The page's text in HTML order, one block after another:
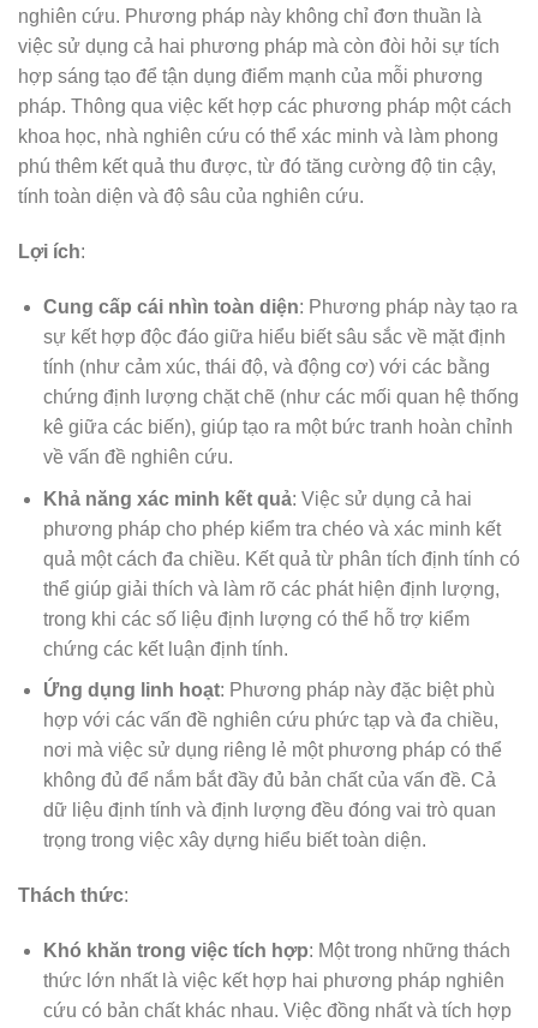
nghiên cứu. Phương pháp này không chỉ đơn thuần là
việc sử dụng cả hai phương pháp mà còn đòi hỏi sự tích
hợp sáng tạo để tận dụng điểm mạnh của mỗi phương
pháp. Thông qua việc kết hợp các phương pháp một cách
khoa học, nhà nghiên cứu có thể xác minh và làm phong
phú thêm kết quả thu được, từ đó tăng cường độ tin cậy,
tính toàn diện và độ sâu của nghiên cứu.
Lợi ích:
Cung cấp cái nhìn toàn diện: Phương pháp này tạo ra
sự kết hợp độc đáo giữa hiểu biết sâu sắc về mặt định
tính (như cảm xúc, thái độ, và động cơ) với các bằng
chứng định lượng chặt chẽ (như các mối quan hệ thống
kê giữa các biến), giúp tạo ra một bức tranh hoàn chỉnh
về vấn đề nghiên cứu.
Khả năng xác minh kết quả: Việc sử dụng cả hai
phương pháp cho phép kiểm tra chéo và xác minh kết
quả một cách đa chiều. Kết quả từ phân tích định tính có
thể giúp giải thích và làm rõ các phát hiện định lượng,
trong khi các số liệu định lượng có thể hỗ trợ kiểm
chứng các kết luận định tính.
Ứng dụng linh hoạt: Phương pháp này đặc biệt phù
hợp với các vấn đề nghiên cứu phức tạp và đa chiều,
nơi mà việc sử dụng riêng lẻ một phương pháp có thể
không đủ để nắm bắt đầy đủ bản chất của vấn đề. Cả
dữ liệu định tính và định lượng đều đóng vai trò quan
trọng trong việc xây dựng hiểu biết toàn diện.
Thách thức:
Khó khăn trong việc tích hợp: Một trong những thách
thức lớn nhất là việc kết hợp hai phương pháp nghiên
cứu có bản chất khác nhau. Việc đồng nhất và tích hợp